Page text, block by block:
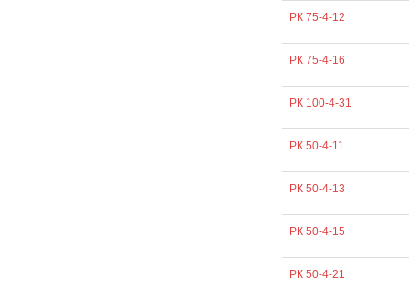
РК 75-4-12
РК 75-4-16
РК 100-4-31
РК 50-4-11
РК 50-4-13
РК 50-4-15
РК 50-4-21